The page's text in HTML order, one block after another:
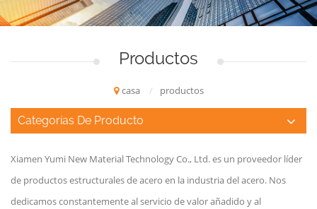
Productos
casa / productos
Categorías De Producto
Xiamen Yumi New Material Technology Co., Ltd. es un proveedor líder
de productos estructurales de acero en la industria del acero. Nos
dedicamos constantemente al servicio de valor añadido y al